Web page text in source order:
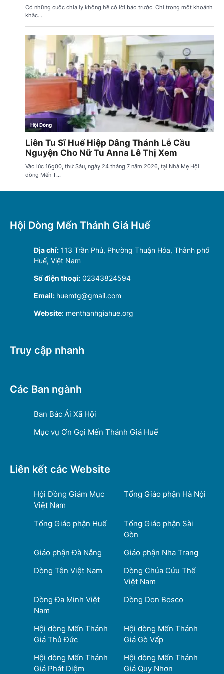
Hội Dòng Mến Thánh Giá Huế
Địa chỉ: 113 Trần Phú, Phường Thuận Hóa, Thành phố
Huế, Việt Nam
Số điện thoại: 02343824594
Email: huemtg@gmail.com
Website: menthanhgiahue.org
Truy cập nhanh
Các Ban ngành
Ban Bác Ái Xã Hội
Mục vụ Ơn Gọi Mến Thánh Giá Huế
Liên kết các Website
Hội Đồng Giám Mục
Việt Nam
Tổng Giáo phận Hà Nội
Tổng Giáo phận Huế
Tổng Giáo phận Sài
Gòn
Giáo phận Đà Nẵng
Giáo phận Nha Trang
Dòng Tên Việt Nam
Dòng Chúa Cứu Thế
Việt Nam
Dòng Đa Minh Việt
Nam
Dòng Don Bosco
Hội dòng Mến Thánh
Giá Thủ Đức
Hội dòng Mến Thánh
Giá Gò Vấp
Hội dòng Mến Thánh
Giá Phát Diệm
Hội dòng Mến Thánh
Giá Quy Nhơn